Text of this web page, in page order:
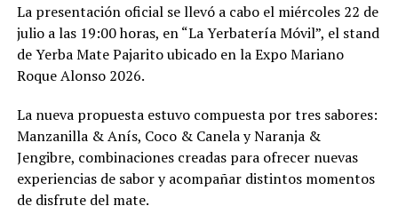
La presentación oficial se llevó a cabo el miércoles 22 de
julio a las 19:00 horas, en “La Yerbatería Móvil”, el stand
de Yerba Mate Pajarito ubicado en la Expo Mariano
Roque Alonso 2026.
La nueva propuesta estuvo compuesta por tres sabores:
Manzanilla & Anís, Coco & Canela y Naranja &
Jengibre, combinaciones creadas para ofrecer nuevas
experiencias de sabor y acompañar distintos momentos
de disfrute del mate.